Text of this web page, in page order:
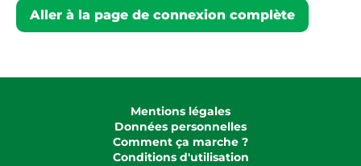
Aller à la page de connexion complète
Mentions légales
Données personnelles
Comment ça marche ?
Conditions d'utilisation